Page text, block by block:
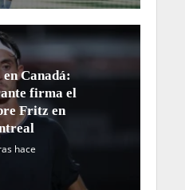
Canadá:
firma el
Fritz en
hace